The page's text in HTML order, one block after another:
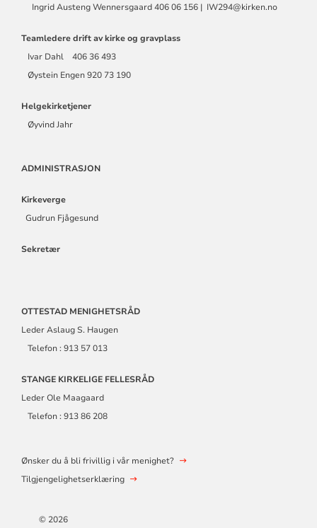
Ingrid Austeng Wennersgaard 406 06 156 | IW294@kirken.no
Teamledere drift av kirke og gravplass
Ivar Dahl 406 36 493
Øystein Engen 920 73 190
Helgekirketjener
Øyvind Jahr
ADMINISTRASJON
Kirkeverge
Gudrun Fjågesund
Sekretær
OTTESTAD MENIGHETSRÅD
Leder Aslaug S. Haugen
Telefon : 913 57 013
STANGE KIRKELIGE FELLESRÅD
Leder Ole Maagaard
Telefon : 913 86 208
Ønsker du å bli frivillig i vår menighet?
Tilgjengelighetserklæring
© 2026